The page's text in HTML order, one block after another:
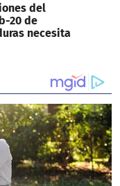
del
20 de
necesita